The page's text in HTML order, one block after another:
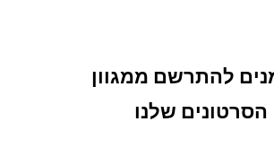
להתרשם ממגוון
הסרטונים שלנו